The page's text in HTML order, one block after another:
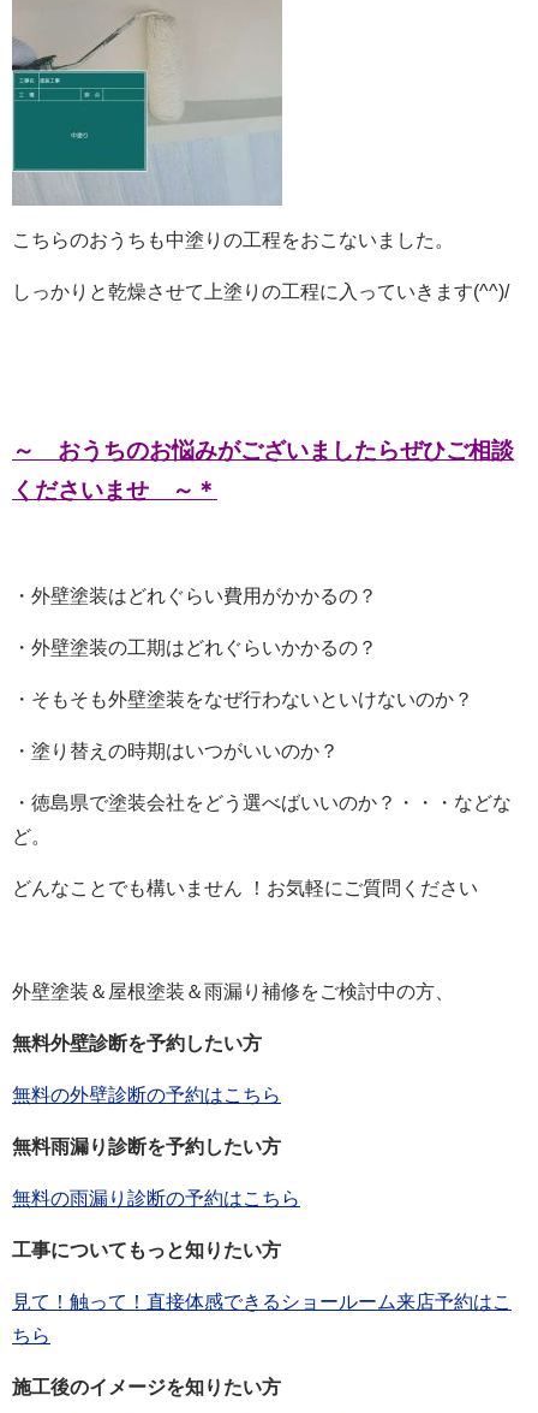
こちらのおうちも中塗りの工程をおこないました。
しっかりと乾燥させて上塗りの工程に入っていきます(^^)/
～ おうちのお悩みがございましたらぜひご相談
くださいませ ～＊
・外壁塗装はどれぐらい費用がかかるの？
・外壁塗装の工期はどれぐらいかかるの？
・そもそも外壁塗装をなぜ行わないといけないのか？
・塗り替えの時期はいつがいいのか？
・徳島県で塗装会社をどう選べばいいのか？・・・などな
ど。
どんなことでも構いません ！お気軽にご質問ください
外壁塗装＆屋根塗装＆雨漏り補修をご検討中の方、
無料外壁診断を予約したい方
無料の外壁診断の予約はこちら
無料雨漏り診断を予約したい方
無料の雨漏り診断の予約はこちら
工事についてもっと知りたい方
見て！触って！直接体感できるショールーム来店予約はこ
ちら
施工後のイメージを知りたい方